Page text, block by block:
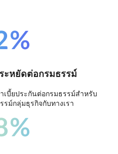
ะหยัดต่อกรมธรรม์
เบี้ยประกันต่อกรมธรรม์สำหรับ
ม์กลุ่มธุรกิจกับทางเรา